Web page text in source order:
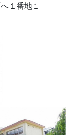
１番地１